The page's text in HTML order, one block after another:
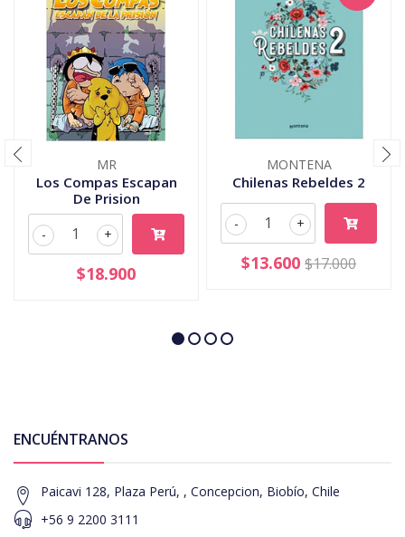
MR
Los Compas Escapan
De Prision
+
-
$18.900
MONTENA
Chilenas Rebeldes 2
+
-
$13.600 $17.000
ENCUÉNTRANOS
Paicavi 128, Plaza Perú, , Concepcion, Biobío, Chile
+56 9 2200 3111